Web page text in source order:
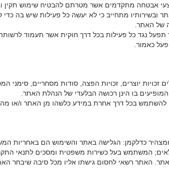
אבטחה מתקדמים אשר מטרתם להבטיח שימוש תקין
מתחייב כי לא יעשה כל פעילות שיש בה
של האתר.
נגד כל פעילות בכל דרך חוקית אשר תעמוד
כאמור.
זכויות יוצרים, זכויות הפצה, סודות מסחריים, סימני
בו הינן רכושה הבלעדי של הנהלת האתר.
להשתמש בכל דרך אחרת במידע כלשהו מן האתר ו/או
כדלקמן: הגלישה באתר והשימוש הם באחריות
המשתמש בעל כשירות משפטית ומסכים לתנאי
האתר רשאי לחסום גישתו אליו מכל סיבה שיבחר